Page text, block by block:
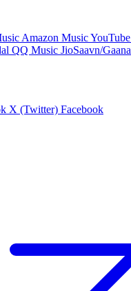
Amazon MusicYouTube
QQ Music JioSaavn/Gaana
X (Twitter) Facebook